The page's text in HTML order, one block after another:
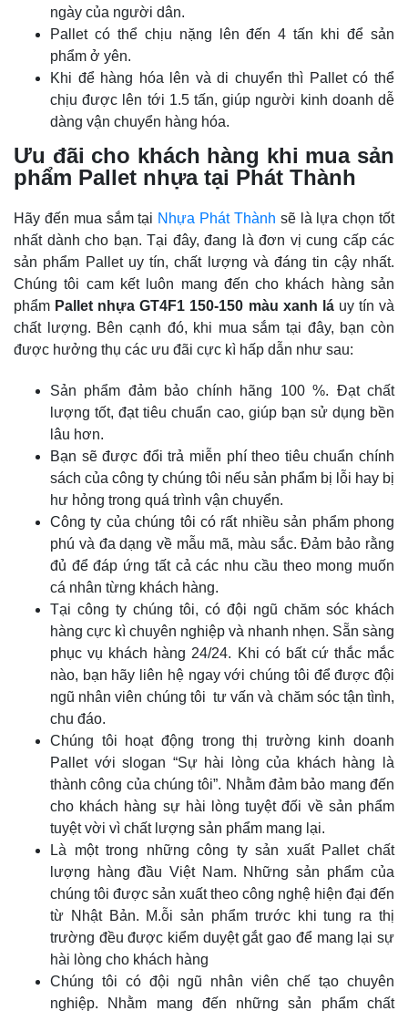
ngày của người dân.
Pallet có thể chịu nặng lên đến 4 tấn khi để sản
phẩm ở yên.
Khi để hàng hóa lên và di chuyển thì Pallet có thể
chịu được lên tới 1.5 tấn, giúp người kinh doanh dễ
dàng vận chuyển hàng hóa.
Ưu đãi cho khách hàng khi mua sản
phẩm Pallet nhựa tại Phát Thành
Hãy đến mua sắm tại Nhựa Phát Thành sẽ là lựa chọn tốt
nhất dành cho bạn. Tại đây, đang là đơn vị cung cấp các
sản phẩm Pallet uy tín, chất lượng và đáng tin cậy nhất.
Chúng tôi cam kết luôn mang đến cho khách hàng sản
phẩm Pallet nhựa GT4F1 150-150 màu xanh lá uy tín và
chất lượng. Bên cạnh đó, khi mua sắm tại đây, bạn còn
được hưởng thụ các ưu đãi cực kì hấp dẫn như sau:
Sản phẩm đảm bảo chính hãng 100 %. Đạt chất
lượng tốt, đạt tiêu chuẩn cao, giúp bạn sử dụng bền
lâu hơn.
Bạn sẽ được đổi trả miễn phí theo tiêu chuẩn chính
sách của công ty chúng tôi nếu sản phẩm bị lỗi hay bị
hư hỏng trong quá trình vận chuyển.
Công ty của chúng tôi có rất nhiều sản phẩm phong
phú và đa dạng về mẫu mã, màu sắc. Đảm bảo rằng
đủ để đáp ứng tất cả các nhu cầu theo mong muốn
cá nhân từng khách hàng.
Tại công ty chúng tôi, có đội ngũ chăm sóc khách
hàng cực kì chuyên nghiệp và nhanh nhẹn. Sẵn sàng
phục vụ khách hàng 24/24. Khi có bất cứ thắc mắc
nào, bạn hãy liên hệ ngay với chúng tôi để được đội
ngũ nhân viên chúng tôi tư vấn và chăm sóc tận tình,
chu đáo.
Chúng tôi hoạt động trong thị trường kinh doanh
Pallet với slogan “Sự hài lòng của khách hàng là
thành công của chúng tôi”. Nhằm đảm bảo mang đến
cho khách hàng sự hài lòng tuyệt đối về sản phẩm
tuyệt vời vì chất lượng sản phẩm mang lại.
Là một trong những công ty sản xuất Pallet chất
lượng hàng đầu Việt Nam. Những sản phẩm của
chúng tôi được sản xuất theo công nghệ hiện đại đến
từ Nhật Bản. M.ỗi sản phẩm trước khi tung ra thị
trường đều được kiểm duyệt gắt gao để mang lại sự
hài lòng cho khách hàng
Chúng tôi có đội ngũ nhân viên chế tạo chuyên
nghiệp. Nhằm mang đến những sản phẩm chất